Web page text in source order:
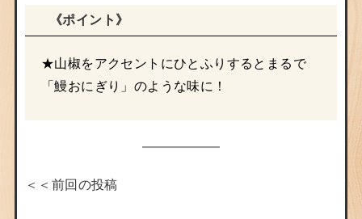
《ポイント》
★山椒をアクセントにひとふりするとまるで
「鰻おにぎり」のような味に！
＜＜前回の投稿